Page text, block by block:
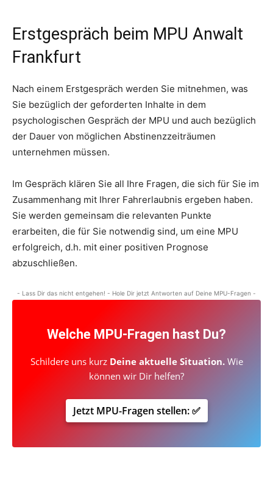
Erstgespräch beim MPU Anwalt
Frankfurt
Nach einem Erstgespräch werden Sie mitnehmen, was
Sie bezüglich der geforderten Inhalte in dem
psychologischen Gespräch der MPU und auch bezüglich
der Dauer von möglichen Abstinenzzeiträumen
unternehmen müssen.
Im Gespräch klären Sie all Ihre Fragen, die sich für Sie im
Zusammenhang mit Ihrer Fahrerlaubnis ergeben haben.
Sie werden gemeinsam die relevanten Punkte
erarbeiten, die für Sie notwendig sind, um eine MPU
erfolgreich, d.h. mit einer positiven Prognose
abzuschließen.
- Lass Dir das nicht entgehen! - Hole Dir jetzt Antworten auf Deine MPU-Fragen -
Welche MPU-Fragen hast Du?
Schildere uns kurz Deine aktuelle Situation. Wie
können wir Dir helfen?
Jetzt MPU-Fragen stellen: ✅